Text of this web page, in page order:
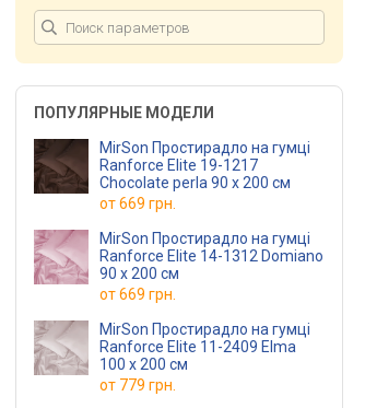
ПОПУЛЯРНЫЕ МОДЕЛИ
MirSon Простирадло на гумці
Ranforce Elite 19-1217
Chocolate perla 90 х 200 см
от669 грн.
MirSon Простирадло на гумці
Ranforce Elite 14-1312 Domiano
90 х 200 см
от669 грн.
MirSon Простирадло на гумці
Ranforce Elite 11-2409 Elma
100 х 200 см
от 779 грн.